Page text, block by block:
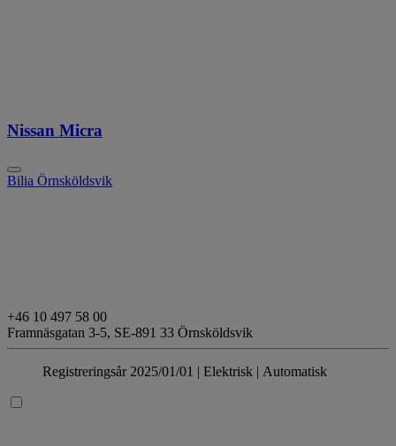
Nissan Micra
Bilia Örnsköldsvik
+46 10 497 58 00
Framnäsgatan 3-5, SE-891 33 Örnsköldsvik
Registreringsår 2025/01/01 | Elektrisk | Automatisk